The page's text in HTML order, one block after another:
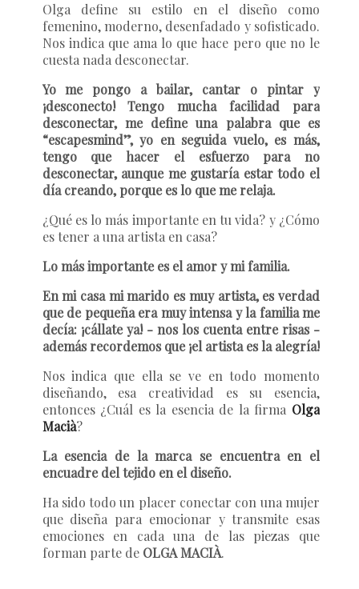
Olga define su estilo en el diseño como
femenino, moderno, desenfadado y sofisticado.
Nos indica que ama lo que hace pero que no le
cuesta nada desconectar.
Yo me pongo a bailar, cantar o pintar y
¡desconecto! Tengo mucha facilidad para
desconectar, me define una palabra que es
“escapesmind”, yo en seguida vuelo, es más,
tengo que hacer el esfuerzo para no
desconectar, aunque me gustaría estar todo el
día creando, porque es lo que me relaja.
¿Qué es lo más importante en tu vida? y ¿Cómo
es tener a una artista en casa?
Lo más importante es el amor y mi familia.
En mi casa mi marido es muy artista, es verdad
que de pequeña era muy intensa y la familia me
decía: ¡cállate ya! - nos los cuenta entre risas -
además recordemos que ¡el artista es la alegría!
Nos indica que ella se ve en todo momento
diseñando, esa creatividad es su esencia,
entonces ¿Cuál es la esencia de la firma Olga
Macià?
La esencia de la marca se encuentra en el
encuadre del tejido en el diseño.
Ha sido todo un placer conectar con una mujer
que diseña para emocionar y transmite esas
emociones en cada una de las piezas que
forman parte de OLGA MACIÀ.